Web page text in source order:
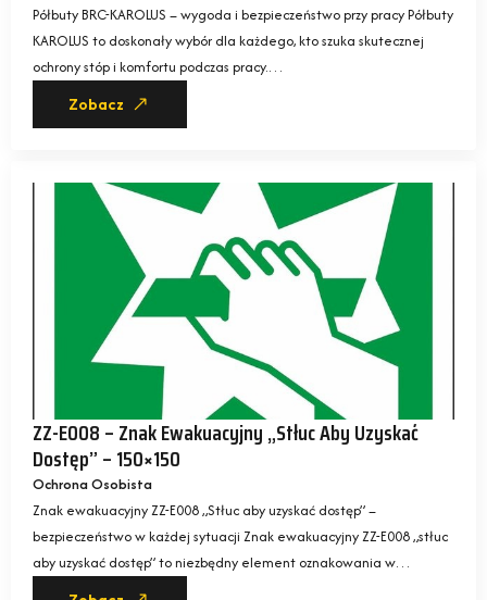
Półbuty BRC-KAROLUS – wygoda i bezpieczeństwo przy pracy Półbuty
KAROLUS to doskonały wybór dla każdego, kto szuka skutecznej
ochrony stóp i komfortu podczas pracy.…
Zobacz
ZZ-E008 – Znak Ewakuacyjny „Stłuc Aby Uzyskać
Dostęp” – 150×150
Ochrona Osobista
Znak ewakuacyjny ZZ-E008 „Stłuc aby uzyskać dostęp” –
bezpieczeństwo w każdej sytuacji Znak ewakuacyjny ZZ-E008 „stłuc
aby uzyskać dostęp” to niezbędny element oznakowania w…